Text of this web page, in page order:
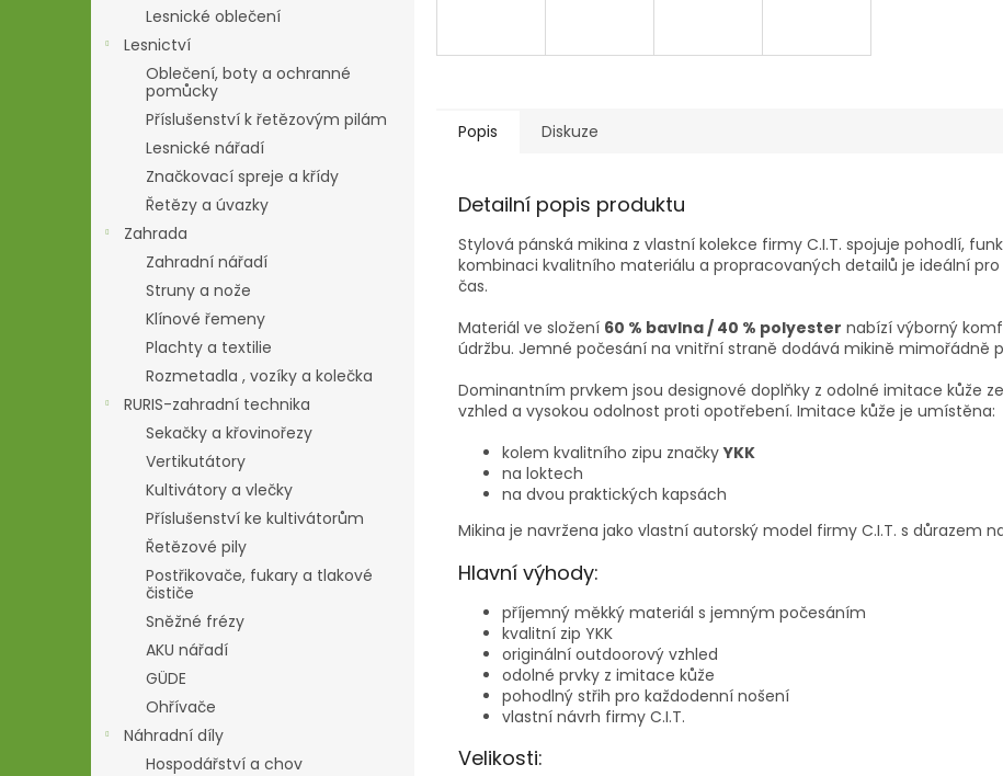
Lesnické oblečení
Lesnictví
Oblečení, boty a ochranné
pomůcky
Příslušenství k řetězovým pilám
Lesnické nářadí
Značkovací spreje a křídy
Řetězy a úvazky
Zahrada
Zahradní nářadí
Struny a nože
Klínové řemeny
Plachty a textilie
Rozmetadla , vozíky a kolečka
RURIS-zahradní technika
Sekačky a křovinořezy
Vertikutátory
Kultivátory a vlečky
Příslušenství ke kultivátorům
Řetězové pily
Postřikovače, fukary a tlakové
čističe
Sněžné frézy
AKU nářadí
GÜDE
Ohřívače
Náhradní díly
Hospodářství a chov
Popis Diskuze
Detailní popis produktu
Stylová pánská mikina z vlastní kolekce firmy C.I.T. spojuje pohodlí,
kombinaci kvalitního materiálu a propracovaných detailů je ideální
čas.
Materiál ve složení 60 % bavlna / 40 % polyester nabízí výborný
údržbu. Jemné počesání na vnitřní straně dodává mikině mimořádně
Dominantním prvkem jsou designové doplňky z odolné imitace kůže ze
vzhled a vysokou odolnost proti opotřebení. Imitace kůže je umístěna:
kolem kvalitního zipu značky YKK
na loktech
na dvou praktických kapsách
Mikina je navržena jako vlastní autorský model firmy C.I.T. s důrazem
Hlavní výhody:
příjemný měkký materiál s jemným počesáním
kvalitní zip YKK
originální outdoorový vzhled
odolné prvky z imitace kůže
pohodlný střih pro každodenní nošení
vlastní návrh firmy C.I.T.
Velikosti: